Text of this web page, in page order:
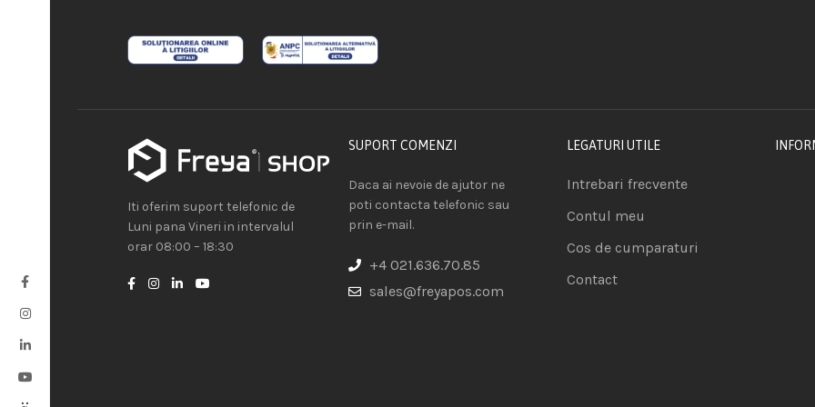
Iti oferim suport telefonic de
Luni pana Vineri in intervalul
orar 08:00 – 18:30
SUPORT COMENZI
Daca ai nevoie de ajutor ne
poti contacta telefonic sau
prin e-mail.
+4 021.636.70.85
sales@freyapos.com
LEGATURI UTILE
Intrebari frecvente
Contul meu
Cos de cumparaturi
Contact